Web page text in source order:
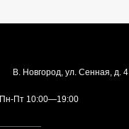
В. Новгород, ул. Сенная, д. 4
Пн-Пт 10:00—19:00